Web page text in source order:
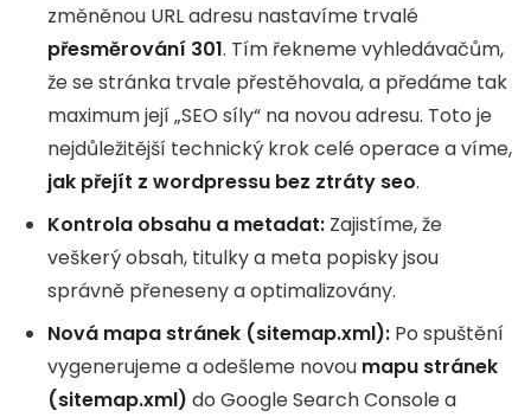
změněnou URL adresu nastavíme trvalé
přesměrování 301. Tím řekneme vyhledávačům,
že se stránka trvale přestěhovala, a předáme tak
maximum její „SEO síly“ na novou adresu. Toto je
nejdůležitější technický krok celé operace a víme,
jak přejít z wordpressu bez ztráty seo.
Kontrola obsahu a metadat: Zajistíme, že
veškerý obsah, titulky a meta popisky jsou
správně přeneseny a optimalizovány.
Nová mapa stránek (sitemap.xml): Po spuštění
vygenerujeme a odešleme novou mapu stránek
(sitemap.xml) do Google Search Console a